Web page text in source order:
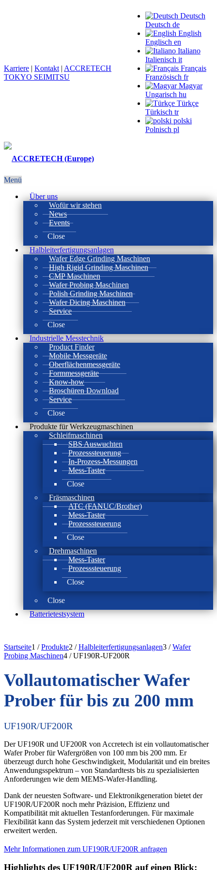
Deutsch
Deutsch de
English
Englisch en
Italiano
Italienisch it
Français
Französisch fr
Magyar
Ungarisch hu
Türkçe
Türkisch tr
polski
Polnisch pl
Karriere | Kontakt | ACCRETECH
TOKYO SEIMITSU
Menü
Über uns
Wofür wir stehen
News
Events
Close
Halbleiterfertigungsanlagen
Wafer Edge Grinding Maschinen
High Rigid Grinding Maschinen
CMP Maschinen
Wafer Probing Maschinen
Polish Grinding Maschinen
Wafer Dicing Maschinen
Service
Close
Industrielle Messtechnik
Product Finder
Mobile Messgeräte
Oberflächenmessgeräte
Formmessgeräte
Know-how
Broschüren Download
Service
Close
Produkte für Werkzeugmaschinen
Schleifmaschinen
SBS Auswuchten
Prozesssteuerung
In-Prozess-Messungen
Mess-Taster
Close
Fräsmaschinen
ATC (FANUC/Brother)
Mess-Taster
Prozesssteuerung
Close
Drehmaschinen
Mess-Taster
Prozesssteuerung
Close
Close
Batterie­test­system
Startseite1 / Produkte2 / Halbleiterfertigungsanlagen3 / Wafer
Probing Maschinen4 / UF190R-UF200R
Vollautomatischer Wafer
Prober für bis zu 200 mm
UF190R/UF200R
Der UF190R und UF200R von Accretech ist ein vollautomatischer
Wafer Prober für Wafergrößen von 100 mm bis 200 mm. Er
überzeugt durch hohe Geschwindigkeit, Modularität und ein breites
Anwendungsspektrum – von Standardtests bis zu spezialisierten
Anforderungen wie dem MEMS-Wafer-Handling.
Dank der neuesten Software- und Elektronikgeneration bietet der
UF190R/UF200R noch mehr Präzision, Effizienz und
Kompatibilität mit aktuellen Testanforderungen. Für maximale
Flexibilität kann das System jederzeit mit verschiedenen Optionen
erweitert werden.
Mehr Informationen zum UF190R/UF200R anfragen
Highlights des UF190R/UF200R auf einen Blick: